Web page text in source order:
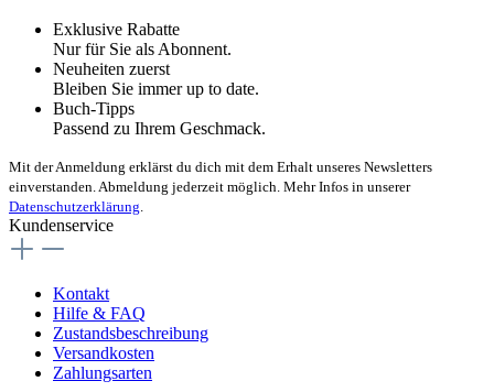
Exklusive Rabatte
Nur für Sie als Abonnent.
Neuheiten zuerst
Bleiben Sie immer up to date.
Buch-Tipps
Passend zu Ihrem Geschmack.
Mit der Anmeldung erklärst du dich mit dem Erhalt unseres Newsletters
einverstanden. Abmeldung jederzeit möglich. Mehr Infos in unserer
Datenschutzerklärung
Kundenservice
Kontakt
Hilfe & FAQ
Zustandsbeschreibung
Versandkosten
Zahlungsarten